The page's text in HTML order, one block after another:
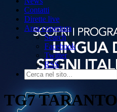
Contatti
Dirette live
Area copertura
Search
Facebook
Twitter
RSS
TG7 TARANTO